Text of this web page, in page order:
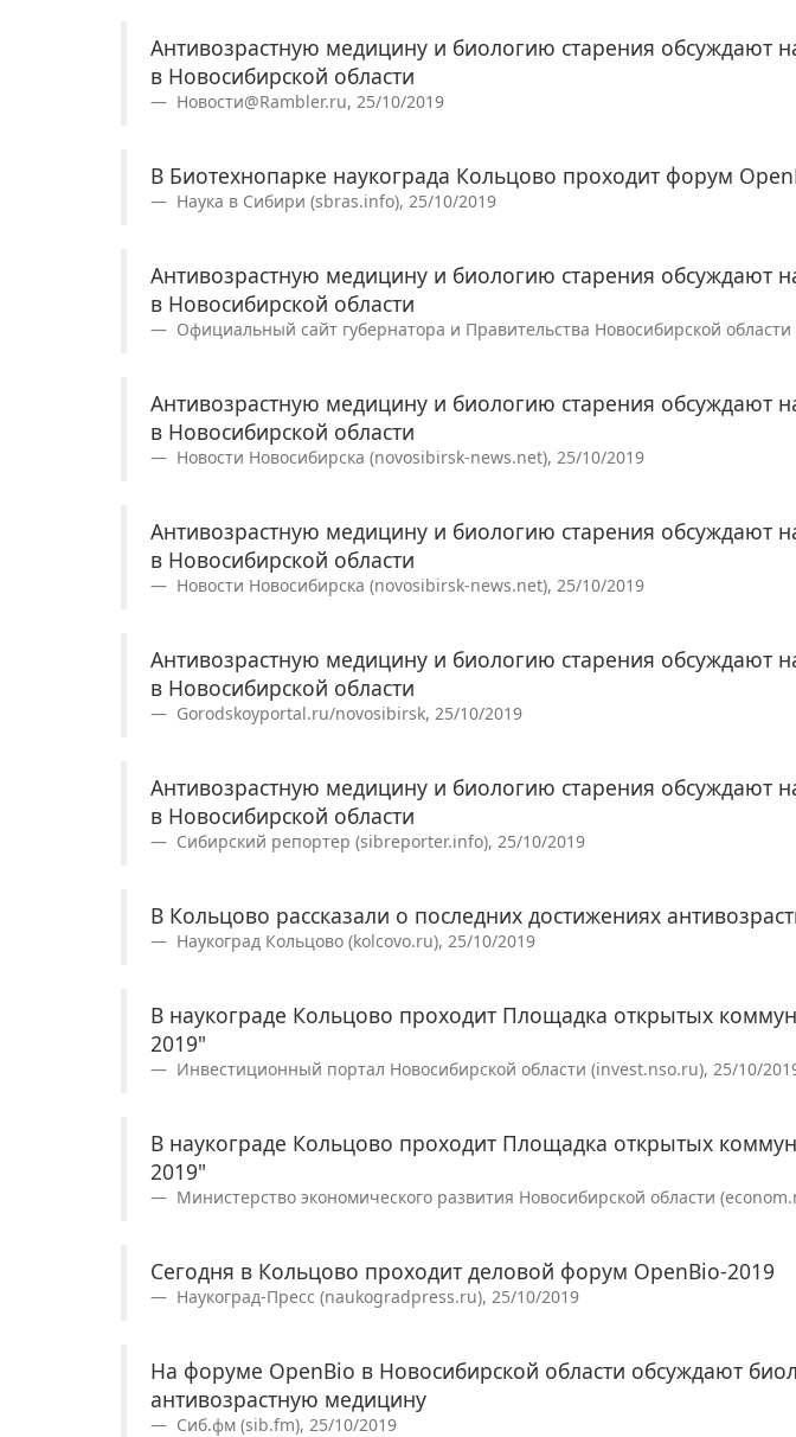
Антивозрастную медицину и биологию старения обсуждают
в Новосибирской области
Новости@Rambler.ru, 25/10/2019
В Биотехнопарке наукограда Кольцово проходит форум
Наука в Сибири (sbras.info), 25/10/2019
Антивозрастную медицину и биологию старения обсуждают
в Новосибирской области
Официальный сайт губернатора и Правительства Новосибирской
Антивозрастную медицину и биологию старения обсуждают
в Новосибирской области
Новости Новосибирска (novosibirsk-news.net), 25/10/2019
Антивозрастную медицину и биологию старения обсуждают
в Новосибирской области
Новости Новосибирска (novosibirsk-news.net), 25/10/2019
Антивозрастную медицину и биологию старения обсуждают
в Новосибирской области
Gorodskoyportal.ru/novosibirsk, 25/10/2019
Антивозрастную медицину и биологию старения обсуждают
в Новосибирской области
Сибирский репортер (sibreporter.info), 25/10/2019
В Кольцово рассказали о последних достижениях
Наукоград Кольцово (kolcovo.ru), 25/10/2019
В наукограде Кольцово проходит Площадка открытых
2019"
Инвестиционный портал Новосибирской области (invest.nso.ru), 25/10/
В наукограде Кольцово проходит Площадка открытых
2019"
Министерство экономического развития Новосибирской области
Сегодня в Кольцово проходит деловой форум OpenBio-2019
Наукоград-Пресс (naukogradpress.ru), 25/10/2019
На форуме OpenBio в Новосибирской области обсуждают
антивозрастную медицину
Сиб.фм (sib.fm), 25/10/2019